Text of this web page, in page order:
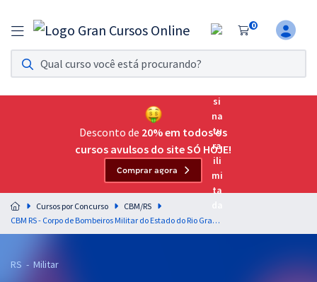
0
Assinatura Ilimitada 11
Acesso a todos os cursos. Teste grátis por 7 dias!
Assinatura OAB Até Passar
Acesso ilimitado a toda preparação para o Exame da
Residências Multiprofissionais
Preparação completa e intensiva para as principais
residências em saúde do Brasil
Desconto de 20% em todos os
cursos avulsos do site SÓ HOJE!
Comprar agora
Cursos por Concurso
CBM/RS
CBM RS - Corpo de Bombeiros Militar do Estado do Rio Grande do Sul - Matemática e Raciocínio Lógico para Soldado Bombeiro Militar Estadual Temporário - SD BMET - Professor: Wagner Aguiar
RS - Militar